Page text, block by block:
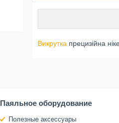
Викрутка прецизійна
Паяльное оборудование
Полезные аксессуары